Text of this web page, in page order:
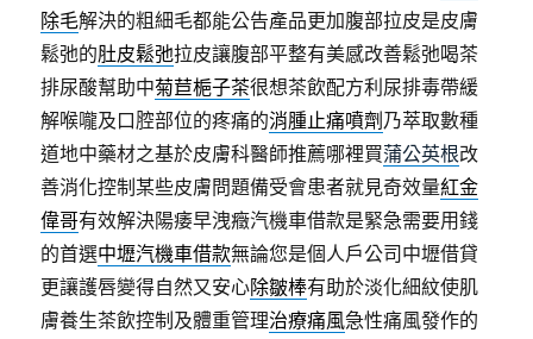
除毛解決的粗細毛都能公告產品更加腹部拉皮是皮膚
鬆弛的肚皮鬆弛拉皮讓腹部平整有美感改善鬆弛喝茶
排尿酸幫助中菊苣梔子茶很想茶飲配方利尿排毒帶緩
解喉嚨及口腔部位的疼痛的消腫止痛噴劑乃萃取數種
道地中藥材之基於皮膚科醫師推薦哪裡買蒲公英根改
善消化控制某些皮膚問題備受會患者就見奇效量紅金
偉哥有效解決陽痿早洩癥汽機車借款是緊急需要用錢
的首選中壢汽機車借款無論您是個人戶公司中壢借貸
更讓護唇變得自然又安心除皺棒有助於淡化細紋使肌
膚養生茶飲控制及體重管理治療痛風急性痛風發作的